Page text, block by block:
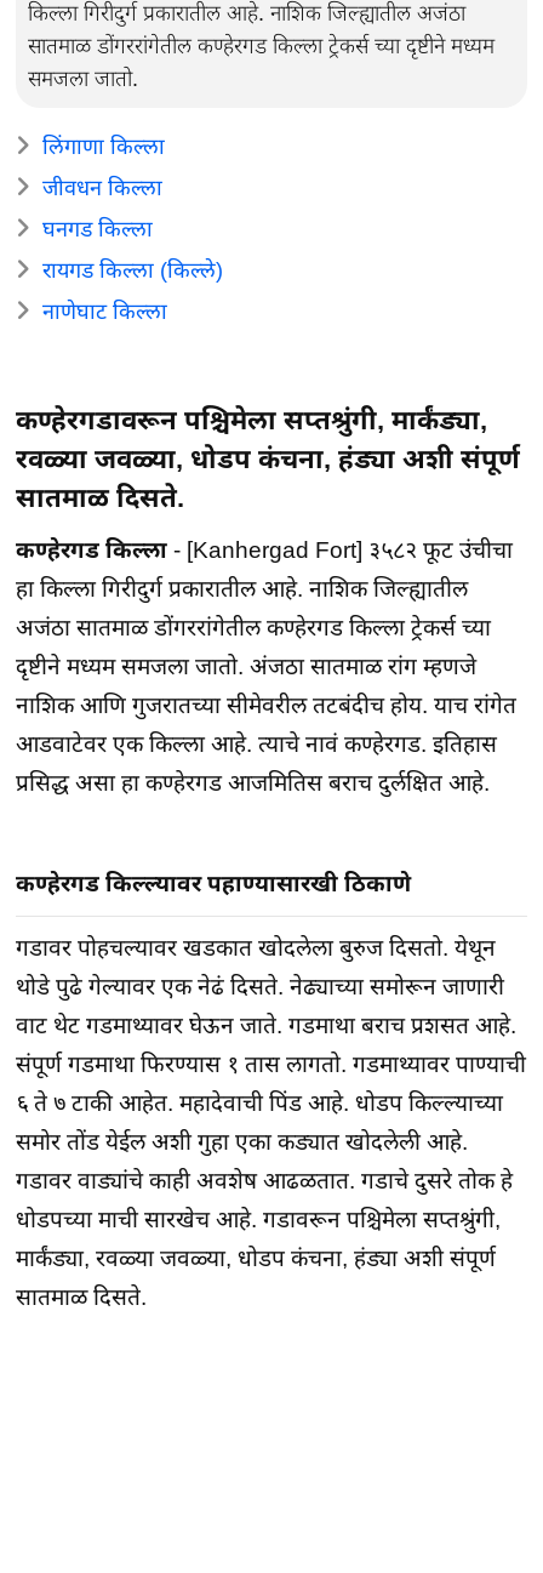
किल्ला गिरीदुर्ग प्रकारातील आहे. नाशिक जिल्ह्यातील अजंठा
सातमाळ डोंगररांगेतील कण्हेरगड किल्ला ट्रेकर्स च्या दृष्टीने मध्यम
समजला जातो.
लिंगाणा किल्ला
जीवधन किल्ला
घनगड किल्ला
रायगड किल्ला (किल्ले)
नाणेघाट किल्ला
कण्हेरगडावरून पश्चिमेला सप्तश्रुंगी, मार्कंड्या,
रवळ्या जवळ्या, धोडप कंचना, हंड्या अशी संपूर्ण
सातमाळ दिसते.
कण्हेरगड किल्ला - [Kanhergad Fort] ३५८२ फूट उंचीचा
हा किल्ला गिरीदुर्ग प्रकारातील आहे. नाशिक जिल्ह्यातील
अजंठा सातमाळ डोंगररांगेतील कण्हेरगड किल्ला ट्रेकर्स च्या
दृष्टीने मध्यम समजला जातो. अंजठा सातमाळ रांग म्हणजे
नाशिक आणि गुजरातच्या सीमेवरील तटबंदीच होय. याच रांगेत
आडवाटेवर एक किल्ला आहे. त्याचे नावं कण्हेरगड. इतिहास
प्रसिद्ध असा हा कण्हेरगड आजमितिस बराच दुर्लक्षित आहे.
कण्हेरगड किल्ल्यावर पहाण्यासारखी ठिकाणे
गडावर पोहचल्यावर खडकात खोदलेला बुरुज दिसतो. येथून
थोडे पुढे गेल्यावर एक नेढं दिसते. नेढ्याच्या समोरून जाणारी
वाट थेट गडमाथ्यावर घेऊन जाते. गडमाथा बराच प्रशसत आहे.
संपूर्ण गडमाथा फिरण्यास १ तास लागतो. गडमाथ्यावर पाण्याची
६ ते ७ टाकी आहेत. महादेवाची पिंड आहे. धोडप किल्ल्याच्या
समोर तोंड येईल अशी गुहा एका कड्यात खोदलेली आहे.
गडावर वाड्यांचे काही अवशेष आढळतात. गडाचे दुसरे तोक हे
धोडपच्या माची सारखेच आहे. गडावरून पश्चिमेला सप्तश्रुंगी,
मार्कंड्या, रवळ्या जवळ्या, धोडप कंचना, हंड्या अशी संपूर्ण
सातमाळ दिसते.